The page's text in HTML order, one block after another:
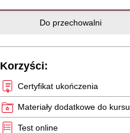
Do przechowalni
Korzyści:
Certyfikat ukończenia
Materiały dodatkowe do kursu
Test online